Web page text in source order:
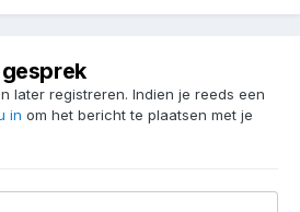
later registreren. Indien je reeds een
in om het bericht te plaatsen met je